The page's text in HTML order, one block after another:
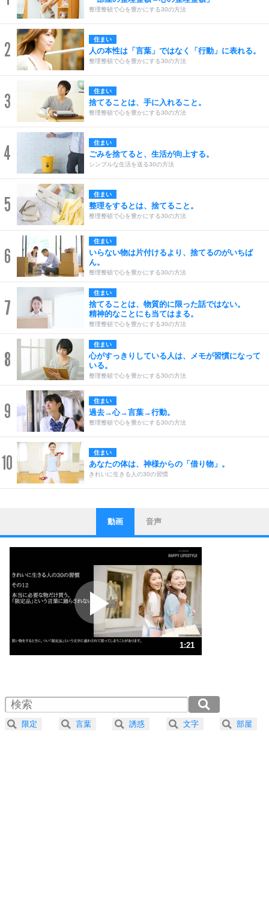
整理整頓で心を豊かにする30の方法
2 住まい
人の本性は「言葉」ではなく「行動」に表れる。
整理整頓で心を豊かにする30の方法
3 住まい
捨てることは、手に入れること。
整理整頓で心を豊かにする30の方法
4 住まい
ごみを捨てると、生活が向上する。
シンプルな生活を送る30の方法
5 住まい
整理をするとは、捨てること。
整理整頓で心を豊かにする30の方法
6
住まい
いらない物は片付けるより、捨てるのがいちば
ん。
整理整頓で心を豊かにする30の方法
7
住まい
捨てることは、物質的に限った話ではない。
精神的なことにも当てはまる。
整理整頓で心を豊かにする30の方法
8
住まい
心がすっきりしている人は、メモが習慣になって
いる。
整理整頓で心を豊かにする30の方法
9 住まい
過去→心→言葉→行動。
整理整頓で心を豊かにする30の方法
10 住まい
あなたの体は、神様からの「借り物」。
きれいに生きる人の30の習慣
1
ストレス対策
他人と比べない。
いっそのこと、他人を見ない。
いらいらしない人になる30の方法
プラス思考
ポジティブになれない原因は、行動しないから。
ポジティブ思考になる30の方法
ストレス対策
人生、なんとかなるもの。
気楽に生きる30の方法
4 器の大きい人は、怒りを優しさで表現する。
プラス思考
動画 音声
1:21
2.0倍速 （159KB 40秒）
2.5倍速 （128KB 32秒）
3.0倍速 （107KB 27秒）
限定 言葉 誘惑 文字 部屋